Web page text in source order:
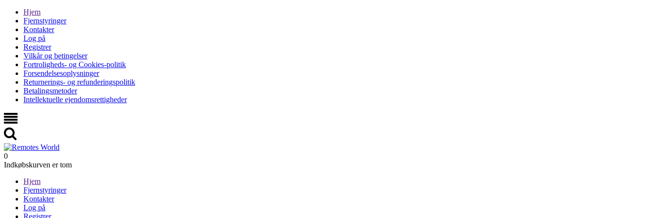
Hjem
Fjernstyringer
Kontakter
Log på
Registrer
Vilkår og betingelser
Fortroligheds- og Cookies-politik
Forsendelsesoplysninger
Returnerings- og refunderingspolitik
Betalingsmetoder
Intellektuelle ejendomsrettigheder
0
Indkøbskurven er tom
Hjem
Fjernstyringer
Kontakter
Log på
Registrer